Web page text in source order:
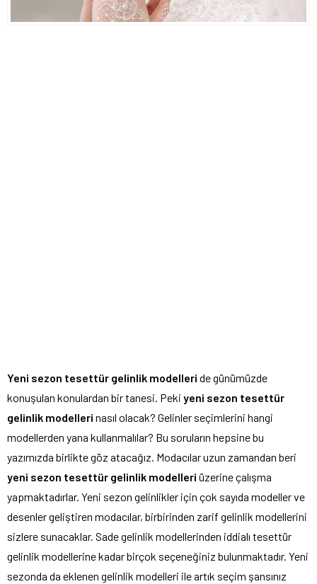
Yeni sezon tesettür gelinlik modelleri de günümüzde
konuşulan konulardan bir tanesi. Peki yeni sezon tesettür
gelinlik modelleri nasıl olacak? Gelinler seçimlerini hangi
modellerden yana kullanmalılar? Bu soruların hepsine bu
yazımızda birlikte göz atacağız. Modacılar uzun zamandan beri
yeni sezon tesettür gelinlik modelleri üzerine çalışma
yapmaktadırlar. Yeni sezon gelinlikler için çok sayıda modeller ve
desenler geliştiren modacılar, birbirinden zarif gelinlik modellerini
sizlere sunacaklar. Sade gelinlik modellerinden iddialı tesettür
gelinlik modellerine kadar birçok seçeneğiniz bulunmaktadır. Yeni
sezonda da eklenen gelinlik modelleri ile artık seçim şansınız